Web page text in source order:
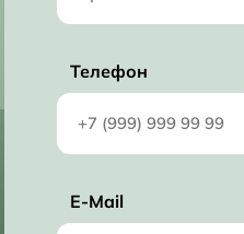
Телефон
E-Mail